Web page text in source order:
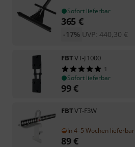
Sofort lieferbar
365 €
UVP: 440,30 €
-17%
FBTVT-J 1000
1
Sofort lieferbar
99€
FBTVT-F3W
In 4–5 Wochen lieferbar
89€